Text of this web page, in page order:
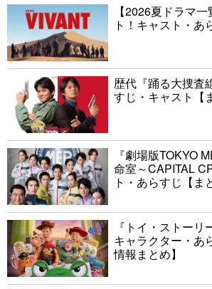
【2026夏ドラマ
ト！キャスト・あ
歴代『踊る大捜査
すじ・キャスト【
『劇場版TOKYO
命室～CAPITAL
ト・あらすじ【ま
『トイ・ストーリ
キャラクター・あ
情報まとめ】